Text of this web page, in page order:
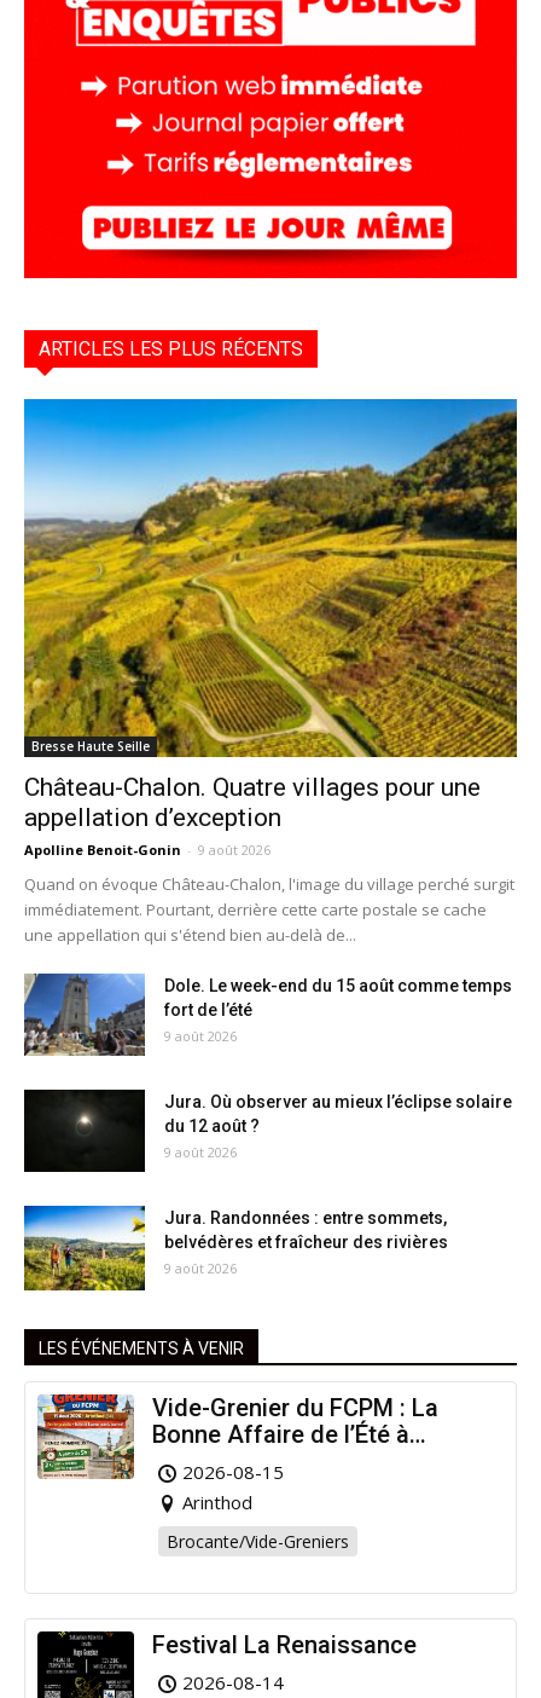
ARTICLES LES PLUS RÉCENTS
Bresse Haute Seille
Château-Chalon. Quatre villages pour une
appellation d’exception
Apolline Benoit-Gonin - 9 août 2026
Quand on évoque Château-Chalon, l'image du village perché surgit
immédiatement. Pourtant, derrière cette carte postale se cache
une appellation qui s'étend bien au-delà de...
Dole. Le week-end du 15 août comme temps
fort de l’été
9 août 2026
Jura. Où observer au mieux l’éclipse solaire
du 12 août ?
9 août 2026
Jura. Randonnées : entre sommets,
belvédères et fraîcheur des rivières
9 août 2026
LES ÉVÉNEMENTS À VENIR
Vide-Grenier du FCPM : La
Bonne Affaire de l’Été à
Arinthod !
2026-08-15
Arinthod
Brocante/Vide-Greniers
Festival La Renaissance
2026-08-14